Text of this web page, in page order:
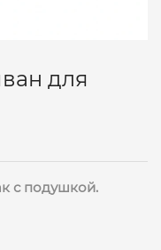
для
с подушкой.